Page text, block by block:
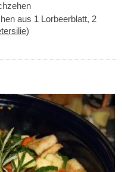
aus 1 Lorbeerblatt, 2
)